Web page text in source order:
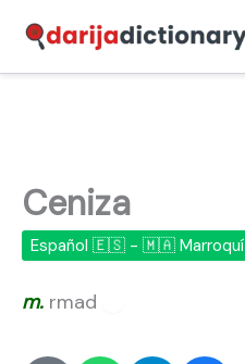
contenido
Ceniza
Español 🇪🇸 - 🇲🇦 Marroquí
m. rmad